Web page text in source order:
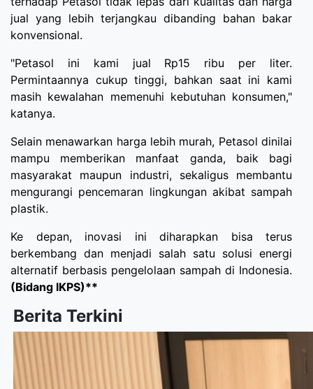
jual yang lebih terjangkau dibanding bahan bakar
konvensional.
"Petasol ini kami jual Rp15 ribu per liter.
Permintaannya cukup tinggi, bahkan saat ini kami
masih kewalahan memenuhi kebutuhan konsumen,"
katanya.
Selain menawarkan harga lebih murah, Petasol dinilai
mampu memberikan manfaat ganda, baik bagi
masyarakat maupun industri, sekaligus membantu
mengurangi pencemaran lingkungan akibat sampah
plastik.
Ke depan, inovasi ini diharapkan bisa terus
berkembang dan menjadi salah satu solusi energi
alternatif berbasis pengelolaan sampah di Indonesia.
(Bidang IKPS)**
Berita Terkini